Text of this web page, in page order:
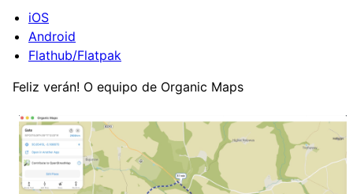
iOS
Android
Flathub/Flatpak
Feliz verán! O equipo de Organic Maps